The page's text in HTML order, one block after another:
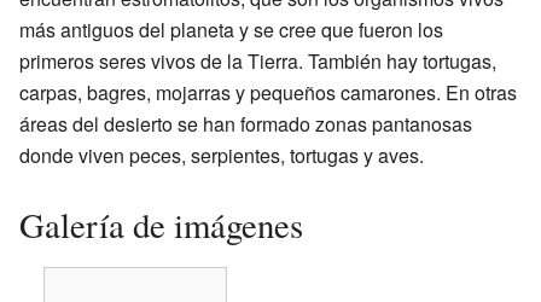
más antiguos del planeta y se cree que fueron los
primeros seres vivos de la Tierra. También hay tortugas,
carpas, bagres, mojarras y pequeños camarones. En otras
áreas del desierto se han formado zonas pantanosas
donde viven peces, serpientes, tortugas y aves.
Galería de imágenes